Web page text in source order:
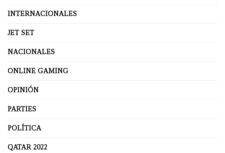
INTERNACIONALES
JET SET
NACIONALES
ONLINE GAMING
OPINIÓN
PARTIES
POLÍTICA
QATAR 2022